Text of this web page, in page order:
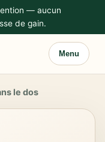
— aucun
de gain.
Menu
le dos